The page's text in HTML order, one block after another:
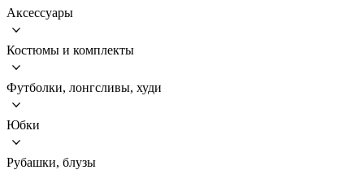
Аксессуары
Костюмы и комплекты
Футболки, лонгсливы, худи
Юбки
Рубашки, блузы